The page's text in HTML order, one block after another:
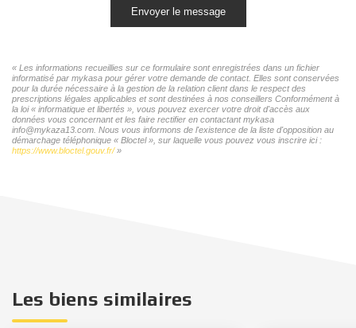
Envoyer le message
« Les informations recueillies sur ce formulaire sont enregistrées dans un fichier
informatisé par mykasa pour gérer votre demande de contact. Elles sont conservées
pour la durée nécessaire à la gestion de la relation client dans le respect des
prescriptions légales applicables et sont destinées à nos conseillers Conformément à
la loi « informatique et libertés », vous pouvez exercer votre droit d'accès aux
données vous concernant et les faire rectifier en contactant mykasa
info@mykaza13.com. Nous vous informons de l'existence de la liste d'opposition au
démarchage téléphonique « Bloctel », sur laquelle vous pouvez vous inscrire ici :
https://www.bloctel.gouv.fr/»
Les biens similaires